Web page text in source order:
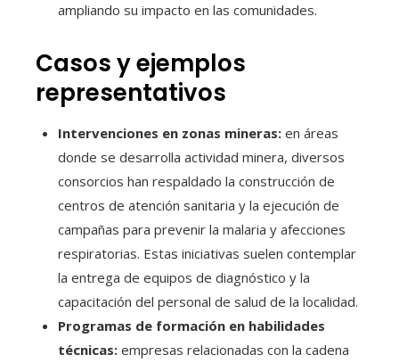
ampliando su impacto en las comunidades.
Casos y ejemplos
representativos
Intervenciones en zonas mineras: en áreas
donde se desarrolla actividad minera, diversos
consorcios han respaldado la construcción de
centros de atención sanitaria y la ejecución de
campañas para prevenir la malaria y afecciones
respiratorias. Estas iniciativas suelen contemplar
la entrega de equipos de diagnóstico y la
capacitación del personal de salud de la localidad.
Programas de formación en habilidades
técnicas: empresas relacionadas con la cadena